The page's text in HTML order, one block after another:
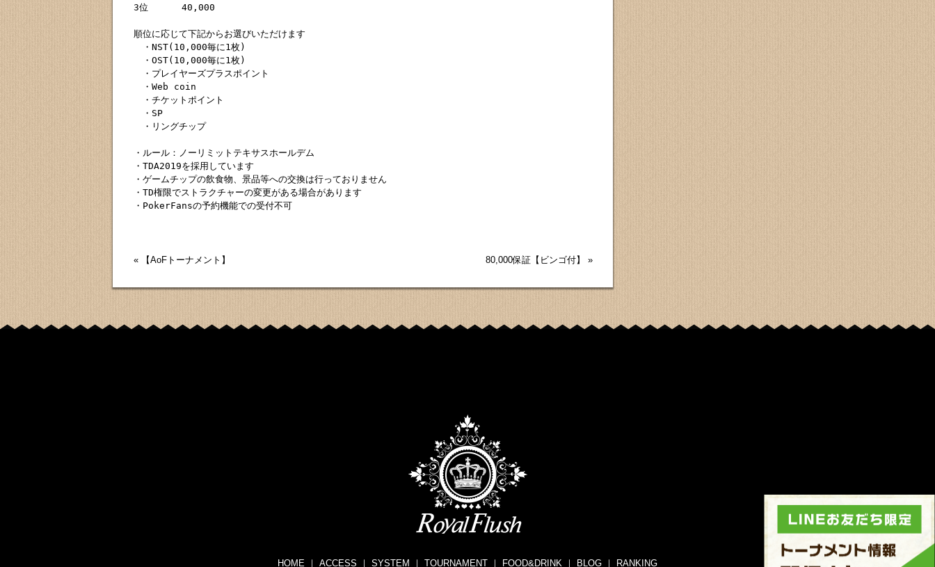
3位      40,000
順位に応じて下記からお選びいただけます
・NST(10,000毎に1枚)
・OST(10,000毎に1枚)
・プレイヤーズプラスポイント
・Web coin
・チケットポイント
・SP
・リングチップ
・ルール：ノーリミットテキサスホールデム
・TDA2019を採用しています
・ゲームチップの飲食物、景品等への交換は行っておりません
・TD権限でストラクチャーの変更がある場合があります
・PokerFansの予約機能での受付不可
« 【AoFトーナメント】 80,000保証【ビンゴ付】 »
HOME ｜ ACCESS ｜ SYSTEM ｜ TOURNAMENT ｜ FOOD&DRINK ｜ BLOG ｜ RANKING